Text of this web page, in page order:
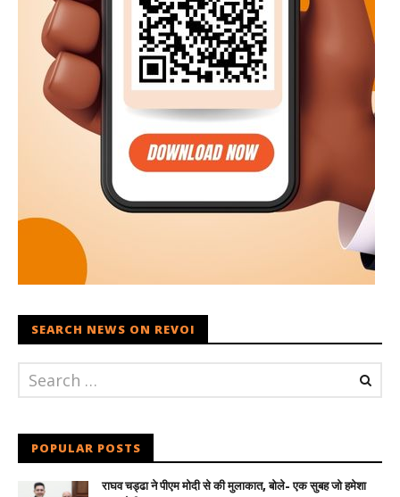
SEARCH NEWS ON REVOI
POPULAR POSTS
राघव चड्ढा ने पीएम मोदी से की मुलाकात, बोले- एक सुबह जो हमेशा